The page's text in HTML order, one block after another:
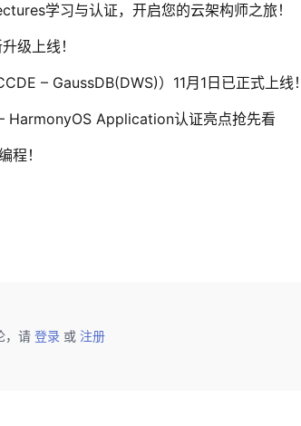
学习与认证，开启您的云架构师之旅！
级上线！
– GaussDB(DWS)）11月1日已正式上线！
HarmonyOS Application认证亮点抢先看
程！
，请 登录 或 注册